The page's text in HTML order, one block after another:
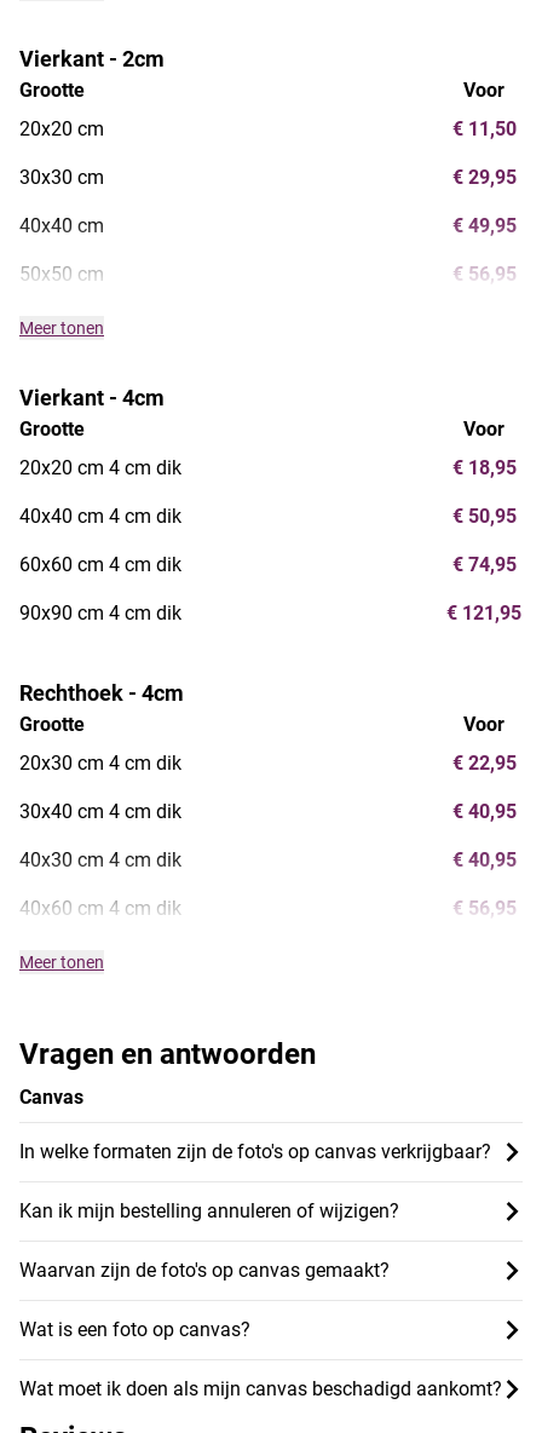
Vragen en antwoorden
Canvas
In welke formaten zijn de foto's op canvas verkrijgbaar?
Kan ik mijn bestelling annuleren of wijzigen?
Waarvan zijn de foto's op canvas gemaakt?
Wat is een foto op canvas?
Wat moet ik doen als mijn canvas beschadigd aankomt?
Vierkant - 2cm
Grootte
20x20 cm
30x30 cm
40x40 cm
50x50 cm
Voor
€ 11,50
€ 29,95
€ 49,95
€ 56,95
Meer tonen
Vierkant - 4cm
Grootte
20x20 cm 4 cm dik
40x40 cm 4 cm dik
60x60 cm 4 cm dik
90x90 cm 4 cm dik
Voor
€ 18,95
€ 50,95
€ 74,95
€ 121,95
Rechthoek - 4cm
Grootte
20x30 cm 4 cm dik
30x40 cm 4 cm dik
40x30 cm 4 cm dik
40x60 cm 4 cm dik
Voor
€ 22,95
€ 40,95
€ 40,95
€ 56,95
Meer tonen